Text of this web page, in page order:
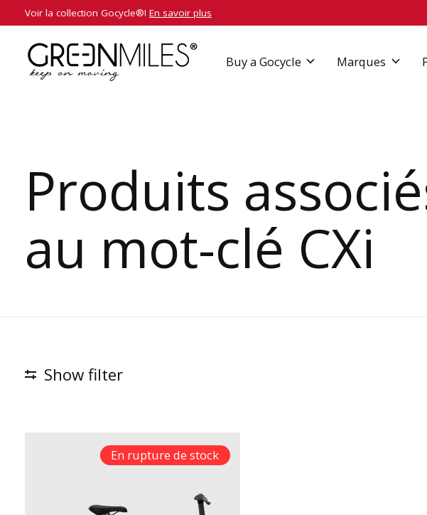
Voir la collection Gocycle®! En savoir plus
Buy a Gocycle Marques
Produits
au mot-clé CXi
Show filter
En rupture de stock